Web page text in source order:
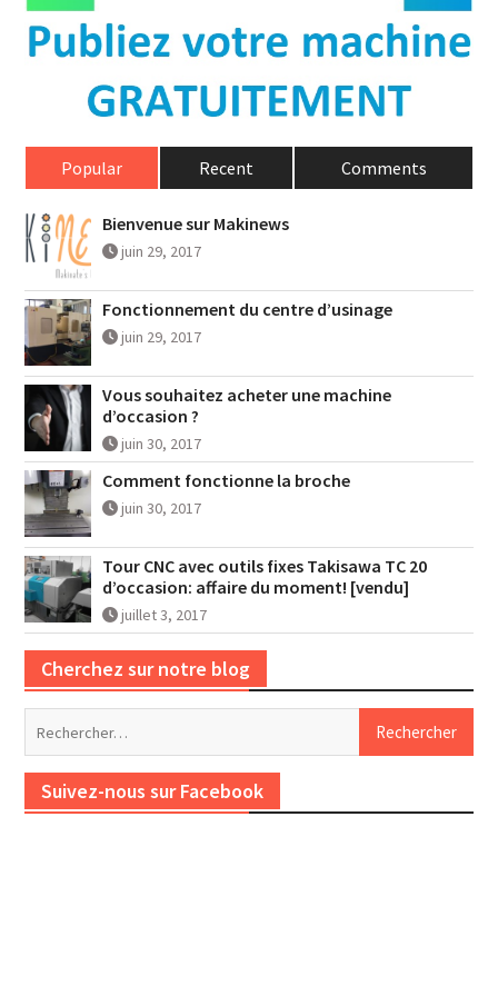
Popular Recent Comments
Bienvenue sur Makinews
juin 29, 2017
Fonctionnement du centre d’usinage
juin 29, 2017
Vous souhaitez acheter une machine
d’occasion ?
juin 30, 2017
Comment fonctionne la broche
juin 30, 2017
Tour CNC avec outils fixes Takisawa TC 20
d’occasion: affaire du moment! [vendu]
juillet 3, 2017
Cherchez sur notre blog
Suivez-nous sur Facebook